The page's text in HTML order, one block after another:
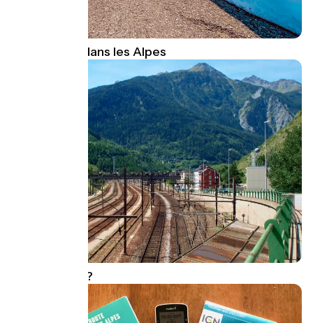
A découvrir dans les Alpes
Quels accès ?